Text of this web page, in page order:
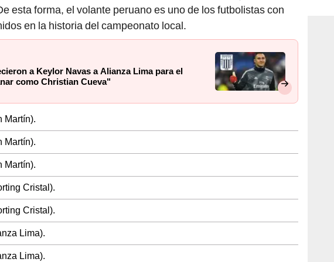
esta forma, el volante peruano es uno de los futbolistas con
en la historia del campeonato local.
a Keylor Navas a Alianza Lima para el
como Christian Cueva"
Martín).
Martín).
Martín).
Cristal).
Cristal).
Lima).
Lima).